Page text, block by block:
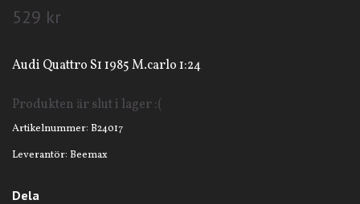
529 kr
Audi Quattro S1 1985 M.carlo 1:24
Produkten är slut i lager :(
Artikelnummer: B24017
Leverantör: Beemax
Dela